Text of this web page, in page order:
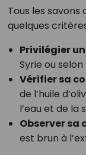
Tous les savons
quelques
Privilégier
Syrie ou
Vérifier sa
de l’huile
l’eau et de la
Observer sa
est brun à